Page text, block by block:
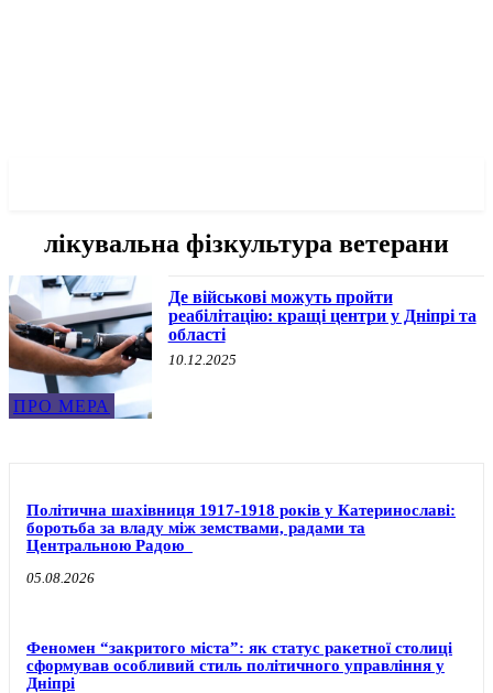
лікувальна фізкультура ветерани
ПРО МЕРА
Де військові можуть пройти
реабілітацію: кращі центри у Дніпрі та
області
10.12.2025
Політична шахівниця 1917-1918 років у Катеринославі:
боротьба за владу між земствами, радами та
Центральною Радою
05.08.2026
Феномен “закритого міста”: як статус ракетної столиці
сформував особливий стиль політичного управління у
Дніпрі